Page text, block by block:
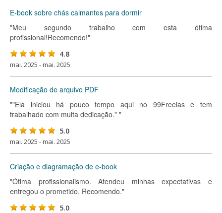
E-book sobre chás calmantes para dormir
"Meu segundo trabalho com esta ótima
profissional!Recomendo!"
4.8
mai. 2025 - mai. 2025
Modificação de arquivo PDF
""Ela iniciou há pouco tempo aqui no 99Freelas e tem
trabalhado com muita dedicação." "
5.0
mai. 2025 - mai. 2025
Criação e diagramação de e-book
"Ótima profissionalismo. Atendeu minhas expectativas e
entregou o prometido. Recomendo."
5.0